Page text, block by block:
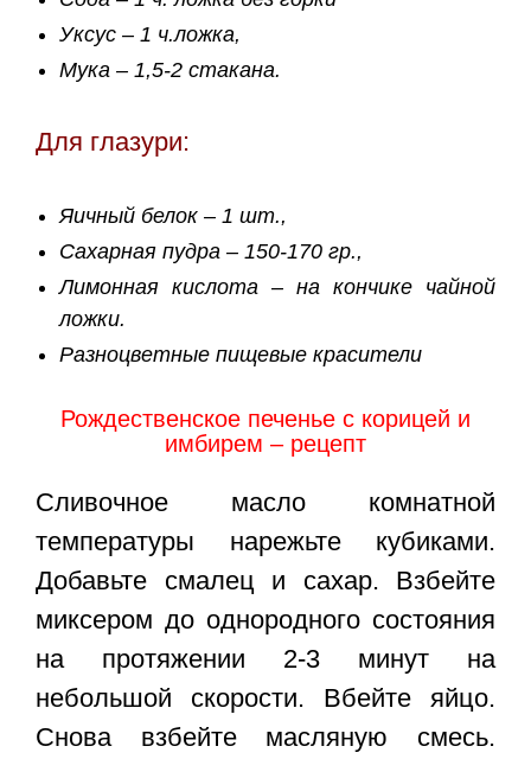
Уксус – 1 ч.ложка,
Мука – 1,5-2 стакана.
Для глазури:
Яичный белок – 1 шт.,
Сахарная пудра – 150-170 гр.,
Лимонная кислота – на кончике чайной
ложки.
Разноцветные пищевые красители
Рождественское печенье с корицей и
имбирем – рецепт
Сливочное масло комнатной
температуры нарежьте кубиками.
Добавьте смалец и сахар. Взбейте
миксером до однородного состояния
на протяжении 2-3 минут на
небольшой скорости. Вбейте яйцо.
Снова взбейте масляную смесь.